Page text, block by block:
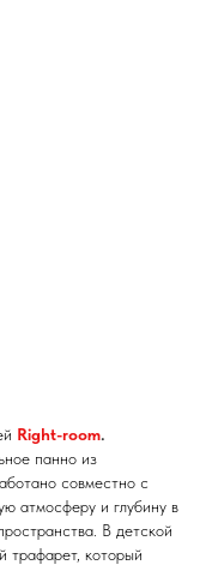
Right-room.
панно из
совместно с
атмосферу и глубину в
В детской
трафарет, который